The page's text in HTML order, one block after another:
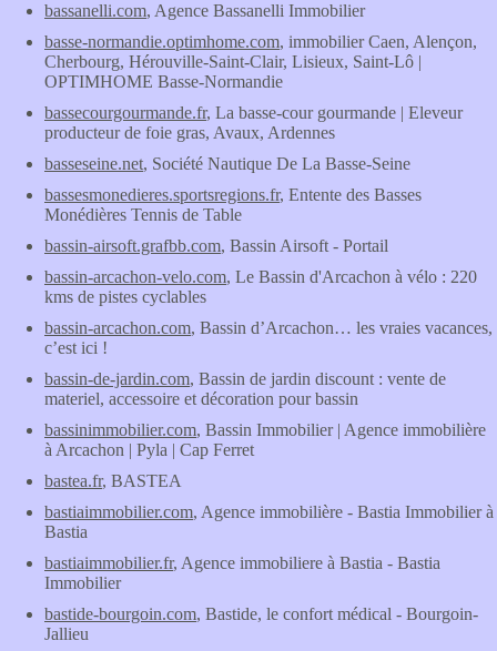
bassanelli.com, Agence Bassanelli Immobilier
basse-normandie.optimhome.com, immobilier Caen, Alençon,
Cherbourg, Hérouville-Saint-Clair, Lisieux, Saint-Lô |
OPTIMHOME Basse-Normandie
bassecourgourmande.fr, La basse-cour gourmande | Eleveur
producteur de foie gras, Avaux, Ardennes
basseseine.net, Société Nautique De La Basse-Seine
bassesmonedieres.sportsregions.fr, Entente des Basses
Monédières Tennis de Table
bassin-airsoft.grafbb.com, Bassin Airsoft - Portail
bassin-arcachon-velo.com, Le Bassin d'Arcachon à vélo : 220
kms de pistes cyclables
bassin-arcachon.com, Bassin d’Arcachon… les vraies vacances,
c’est ici !
bassin-de-jardin.com, Bassin de jardin discount : vente de
materiel, accessoire et décoration pour bassin
bassinimmobilier.com, Bassin Immobilier | Agence immobilière
à Arcachon | Pyla | Cap Ferret
bastea.fr, BASTEA
bastiaimmobilier.com, Agence immobilière - Bastia Immobilier à
Bastia
bastiaimmobilier.fr, Agence immobiliere à Bastia - Bastia
Immobilier
bastide-bourgoin.com, Bastide, le confort médical - Bourgoin-
Jallieu